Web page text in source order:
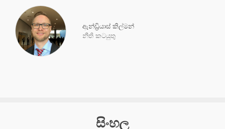
ඇන්ඩ්‍රියාස් කිල්මන්
නීති කටයුතු
සිංහල